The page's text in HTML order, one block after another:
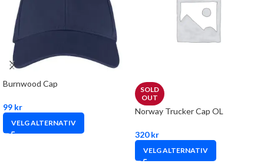
Burnwood Cap
99 kr
VELG ALTERNATIV
SOLD
OUT
Norway Trucker Cap OL
320kr
VELG ALTERNATIV